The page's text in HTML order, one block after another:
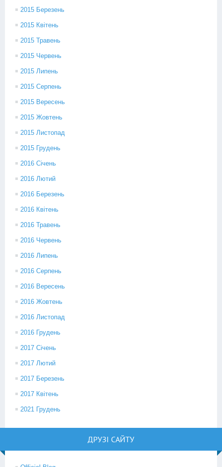
2015 Березень
2015 Квітень
2015 Травень
2015 Червень
2015 Липень
2015 Серпень
2015 Вересень
2015 Жовтень
2015 Листопад
2015 Грудень
2016 Січень
2016 Лютий
2016 Березень
2016 Квітень
2016 Травень
2016 Червень
2016 Липень
2016 Серпень
2016 Вересень
2016 Жовтень
2016 Листопад
2016 Грудень
2017 Січень
2017 Лютий
2017 Березень
2017 Квітень
2021 Грудень
ДРУЗІ САЙТУ